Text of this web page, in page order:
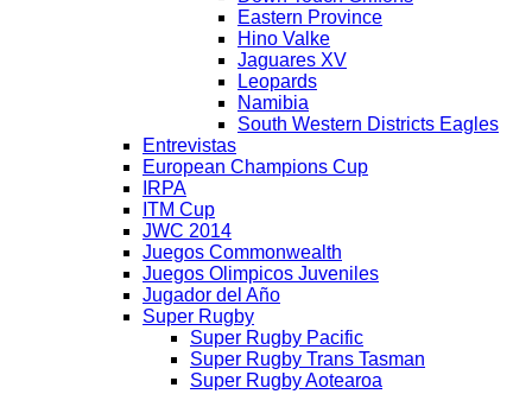
Eastern Province
Hino Valke
Jaguares XV
Leopards
Namibia
South Western Districts Eagles
Entrevistas
European Champions Cup
IRPA
ITM Cup
JWC 2014
Juegos Commonwealth
Juegos Olimpicos Juveniles
Jugador del Año
Super Rugby
Super Rugby Pacific
Super Rugby Trans Tasman
Super Rugby Aotearoa